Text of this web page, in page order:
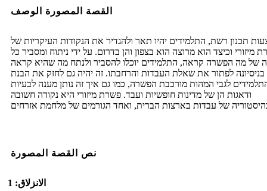
القصة المصورة الوصف
תכנון רשת, התלמידים יהיו תאר ולהגדיר את הנקודות העיקריות של
מיזורי וכיצד הוא מרוצה הוא בצפון והן בדרום. על ידי ניתוח ומסביר כל
של מה הפשרה קראה, התלמידים יוכלו להסביר ולנתח מה שהיא קראה
בניסיונה לפתור את שאלת העבדות והרחבתו. זה יהיה גם לחזק את הבנת
לגבי המהות מורכבת הפשרה, כמו גם איך זה נותן מענה לבעיות
ודאגות הן של מדינות חופשיות ועבד. פשרת מיזורי היא נקודה חשובה
نص القصة المصورة
الانزلاق: 1